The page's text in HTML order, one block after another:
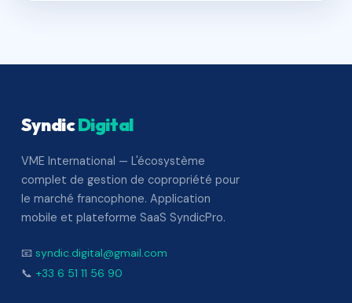
SyndicDigital
VME International — L'écosystème
complet de gestion de copropriété pour
le marché francophone. Application
mobile et plateforme SaaS SyndicPro.
📧 syndic.digital@gmail.com
📞 +33 6 51 11 56 90